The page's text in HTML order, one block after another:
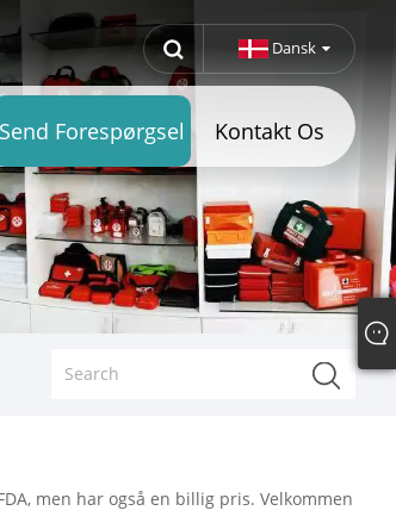
Dansk
Send Forespørgsel Kontakt Os
men har også en billig pris. Velkommen